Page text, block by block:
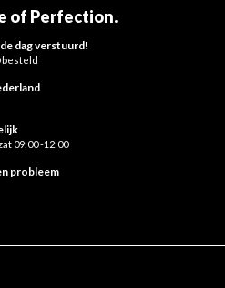
of Perfection.
dag verstuurd!
besteld
09:00 -12:00
probleem